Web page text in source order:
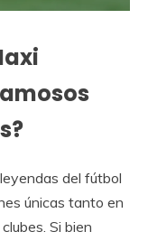
del fútbol
únicas tanto en
Si bien